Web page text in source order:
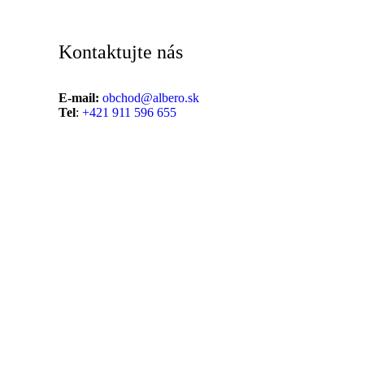
Kontaktujte nás
E-mail: obchod@albero.sk
Tel: +421 911 596 655